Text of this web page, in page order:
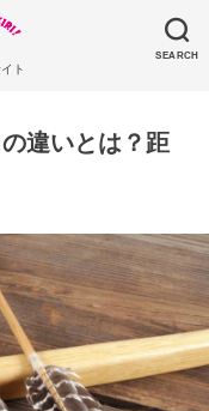
SEARCH
ト
違いとは？距